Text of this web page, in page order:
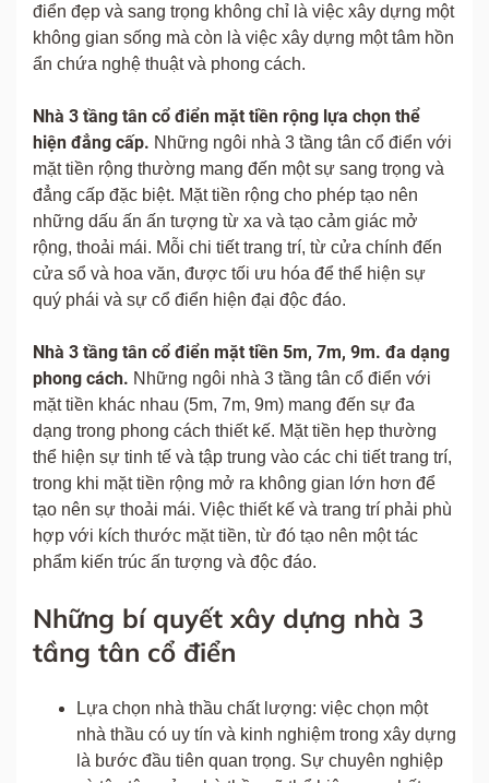
điển đẹp và sang trọng không chỉ là việc xây dựng một
không gian sống mà còn là việc xây dựng một tâm hồn
ẩn chứa nghệ thuật và phong cách.
Nhà 3 tầng tân cổ điển mặt tiền rộng lựa chọn thể
hiện đẳng cấp. Những ngôi nhà 3 tầng tân cổ điển với
mặt tiền rộng thường mang đến một sự sang trọng và
đẳng cấp đặc biệt. Mặt tiền rộng cho phép tạo nên
những dấu ấn ấn tượng từ xa và tạo cảm giác mở
rộng, thoải mái. Mỗi chi tiết trang trí, từ cửa chính đến
cửa sổ và hoa văn, được tối ưu hóa để thể hiện sự
quý phái và sự cổ điển hiện đại độc đáo.
Nhà 3 tầng tân cổ điển mặt tiền 5m, 7m, 9m. đa dạng
phong cách. Những ngôi nhà 3 tầng tân cổ điển với
mặt tiền khác nhau (5m, 7m, 9m) mang đến sự đa
dạng trong phong cách thiết kế. Mặt tiền hẹp thường
thể hiện sự tinh tế và tập trung vào các chi tiết trang trí,
trong khi mặt tiền rộng mở ra không gian lớn hơn để
tạo nên sự thoải mái. Việc thiết kế và trang trí phải phù
hợp với kích thước mặt tiền, từ đó tạo nên một tác
phẩm kiến trúc ấn tượng và độc đáo.
Những bí quyết xây dựng nhà 3
tầng tân cổ điển
Lựa chọn nhà thầu chất lượng: việc chọn một
nhà thầu có uy tín và kinh nghiệm trong xây dựng
là bước đầu tiên quan trọng. Sự chuyên nghiệp